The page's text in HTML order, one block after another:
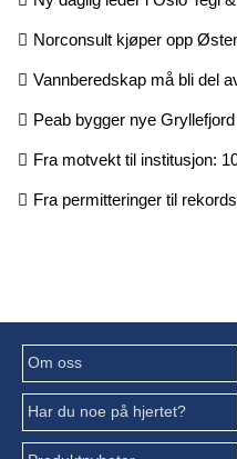
Norconsult kjøper opp
Vannberedskap må bli del
Peab bygger nye
Fra motvekt til institusjon:
Fra permitteringer til
Om oss
Har du noe på hjertet?